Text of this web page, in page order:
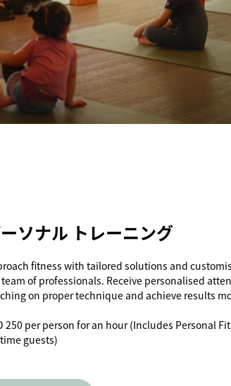
ソナル トレーニング
fitness with tailored solutions and
of professionals. Receive personalised
on proper technique and achieve results
250 per person for an hour (Includes Personal
guests)